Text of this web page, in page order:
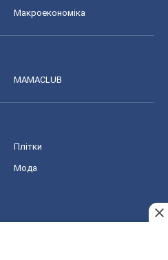
Макроекономіка
MAMACLUB
Плітки
Мода